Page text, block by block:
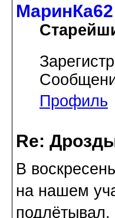
МаринКа62
Профиль
Re:
В
на нашем